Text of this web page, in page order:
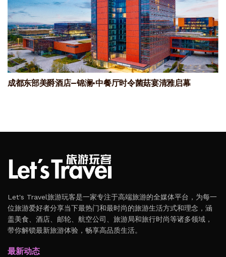
成都东部美爵酒店—锦澜·中餐厅时令菌菇宴清雅启幕
Let's Travel旅游玩客是一家专注于高端旅游的全媒体平台，为每一
位旅游爱好者分享当下最热门和最时尚的旅游生活方式和理念，涵
盖美食、酒店、邮轮、航空公司、旅游局和旅行时尚等诸多领域，
带你解锁最新旅游体验，畅享高品质生活。
最新动态